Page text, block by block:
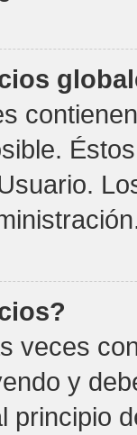
veces
y
principio